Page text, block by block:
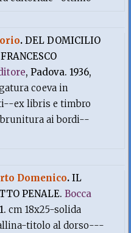
.DEL DOMICILIO
, Padova. 1936,
coeva in
ex libris e timbro
ai bordi--
Domenico.IL
PENALE.Bocca
cm 18x25-solida
titolo al dorso---